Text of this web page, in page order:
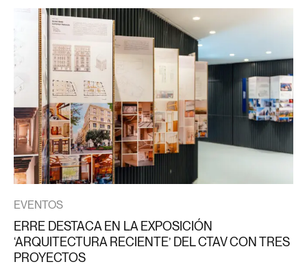
EVENTOS
ERRE DESTACA EN LA EXPOSICIÓN
‘ARQUITECTURA RECIENTE’ DEL CTAV CON TRES
PROYECTOS